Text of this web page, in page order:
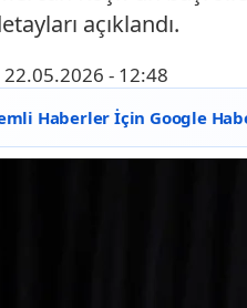
açıklandı.
22.05.2026 - 12:48
Haberler İçin Google